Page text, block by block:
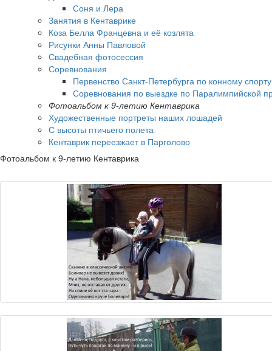
Соня и Лера
Занятия в Кентаврике
Коза Белла Францевна и её козлята
Рисунки Анны Павловой
Свадебная фотосессия
Соревнования
Первенство Санкт-Петербурга по конному
Соревнования по выездке по Паралимпийской
Фотоальбом к 9-летию Кентаврика
Художественные портреты наших лошадей
С высоты птичьего полета
Кентаврик переезжает в Парголово
Фотоальбом к 9-летию Кентаврика